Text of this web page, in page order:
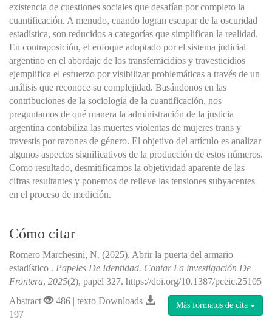
existencia de cuestiones sociales que desafían por completo la
cuantificación. A menudo, cuando logran escapar de la oscuridad
estadística, son reducidos a categorías que simplifican la realidad.
En contraposición, el enfoque adoptado por el sistema judicial
argentino en el abordaje de los transfemicidios y travesticidios
ejemplifica el esfuerzo por visibilizar problemáticas a través de un
análisis que reconoce su complejidad. Basándonos en las
contribuciones de la sociología de la cuantificación, nos
preguntamos de qué manera la administración de la justicia
argentina contabiliza las muertes violentas de mujeres trans y
travestis por razones de género. El objetivo del artículo es analizar
algunos aspectos significativos de la producción de estos números.
Como resultado, desmitificamos la objetividad aparente de las
cifras resultantes y ponemos de relieve las tensiones subyacentes
en el proceso de medición.
Cómo citar
Romero Marchesini, N. (2025). Abrir la puerta del armario
estadístico . Papeles De Identidad. Contar La investigación De
Frontera, 2025(2), papel 327. https://doi.org/10.1387/pceic.25105
Más formatos de cita
Abstract
486 | texto Downloads
197